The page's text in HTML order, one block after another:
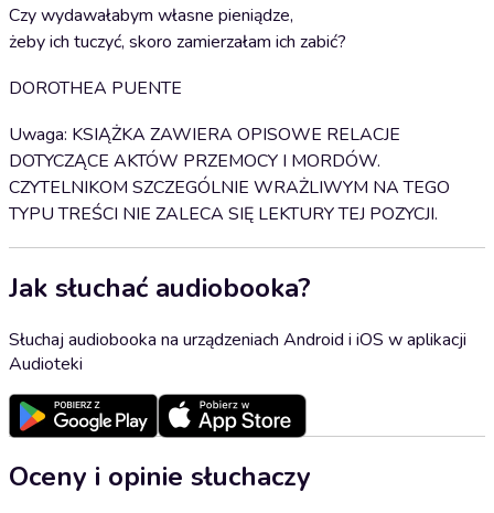
Czy wydawałabym własne pieniądze,
żeby ich tuczyć, skoro zamierzałam ich zabić?
DOROTHEA PUENTE
Uwaga: KSIĄŻKA ZAWIERA OPISOWE RELACJE
DOTYCZĄCE AKTÓW PRZEMOCY I MORDÓW.
CZYTELNIKOM SZCZEGÓLNIE WRAŻLIWYM NA TEGO
TYPU TREŚCI NIE ZALECA SIĘ LEKTURY TEJ POZYCJI.
Jak słuchać audiobooka?
Słuchaj audiobooka na urządzeniach Android i iOS w aplikacji
Audioteki
Oceny i opinie słuchaczy